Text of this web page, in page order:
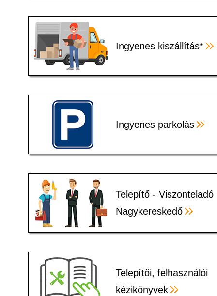
Ingyenes kiszállítás*
Ingyenes parkolás
Telepítő - Viszonteladó
Nagykereskedő
Telepítői, felhasználói
kézikönyvek